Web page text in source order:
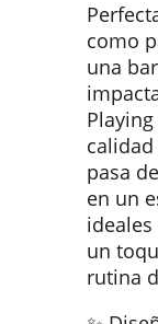
como
una
pasa
en un
un
rutina